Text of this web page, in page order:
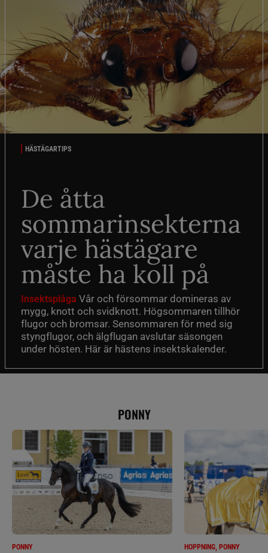
HÄSTÄGARTIPS
De åtta
sommarinsekterna
varje hästägare
måste ha koll på
Insektsplåga Vår och försommar domineras av
mygg, knott och svidknott. Högsommaren tillhör
flugor och bromsar. Sensommaren för med sig
styngflugor, och älgflugan avslutar säsongen
under hösten. Här är hästens insektskalender.
PONNY
PONNY HOPPNING, PONNY